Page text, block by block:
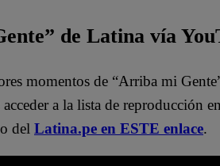
de Latina vía
momentos de “Arriba mi
a la lista de reproducción en
del Latina.pe en ESTE enlace.